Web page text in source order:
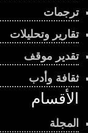
ترجمات
تقارير وتحليلات
تقدير موقف
ثقافة وأدب
الأقسام
المجلة